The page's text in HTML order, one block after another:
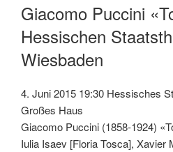
Giacomo Puccini
Hessischen
Wiesbaden
4. Juni 2015 19:30 Hessisches
Großes Haus
Giacomo Puccini (1858-1924)
Iulia Isaev [Floria Tosca], Xavier